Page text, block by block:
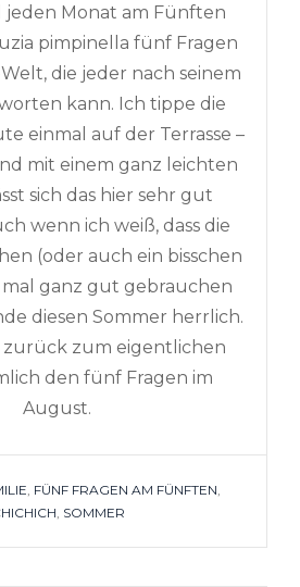
jeden Monat am Fünften
pimpinella fünf Fragen
die jeder nach seinem
kann. Ich tippe die
einmal auf der Terrasse –
mit einem ganz leichten
sich das hier sehr gut
wenn ich weiß, dass die
(oder auch ein bisschen
ganz gut gebrauchen
diesen Sommer herrlich.
zurück zum eigentlichen
den fünf Fragen im
August.
FÜNF FRAGEN AM FÜNFTEN
SOMMER